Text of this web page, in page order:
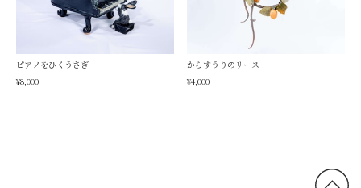
ピアノをひくうさぎ
¥8,000
からすうりのリース
¥4,000